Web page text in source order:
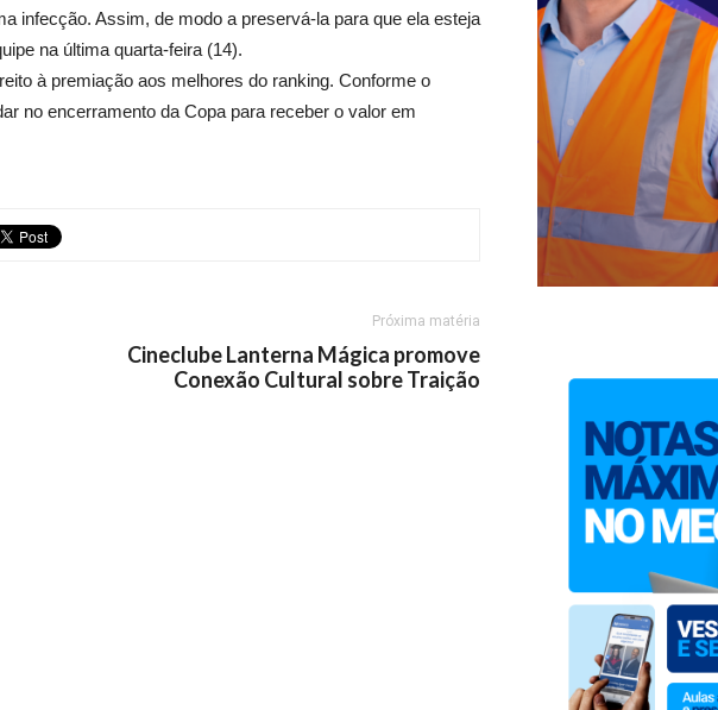
infecção. Assim, de modo a preservá-la para que ela esteja
na última quarta-feira (14).
à premiação aos melhores do ranking. Conforme o
no encerramento da Copa para receber o valor em
Próxima matéria
Cineclube Lanterna Mágica promove
Conexão Cultural sobre Traição